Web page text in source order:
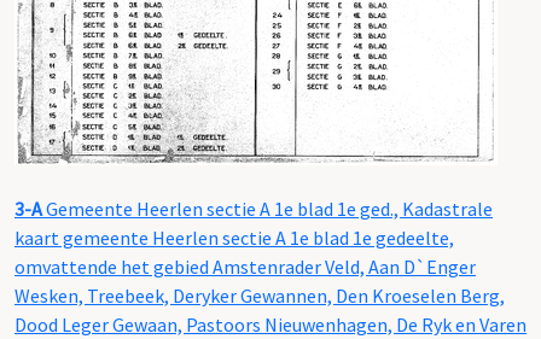
3-AGemeente Heerlen sectie A 1e blad 1e ged., Kadastrale
kaart gemeente Heerlen sectie A 1e blad 1e gedeelte,
omvattende het gebied Amstenrader Veld, Aan D`Enger
Wesken, Treebeek, Deryker Gewannen, Den Kroeselen Berg,
Dood Leger Gewaan, Pastoors Nieuwenhagen, De Ryk en Varen